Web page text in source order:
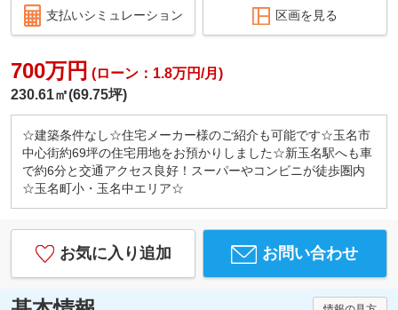
支払いシミュレーション 区画を見る
700万円 (ローン：1.8万円/月)
230.61㎡(69.75坪)
☆建築条件なし☆住宅メーカー様のご紹介も可能です☆玉名市
中心街約69坪の住宅用地をお預かりしました☆新玉名駅へも車
で約6分と交通アクセス良好！スーパーやコンビニが徒歩圏内
☆玉名町小・玉名中エリア☆
お気に入り追加 お問い合わせ